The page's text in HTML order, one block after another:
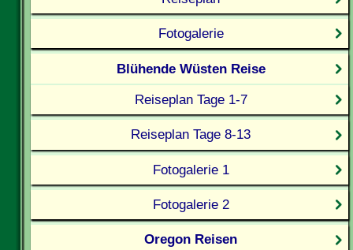
Fotogalerie
Blühende Wüsten Reise
Reiseplan Tage 1-7
Reiseplan Tage 8-13
Fotogalerie 1
Fotogalerie 2
Oregon Reisen